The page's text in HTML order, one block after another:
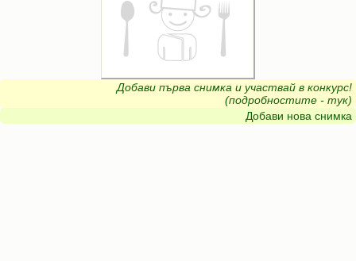
Добави първа снимка и участвай в конкурс!
(подробностите - тук)
Добави нова снимка